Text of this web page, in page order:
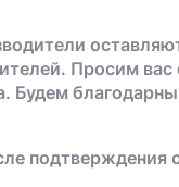
Просим
Будем
подтверждения